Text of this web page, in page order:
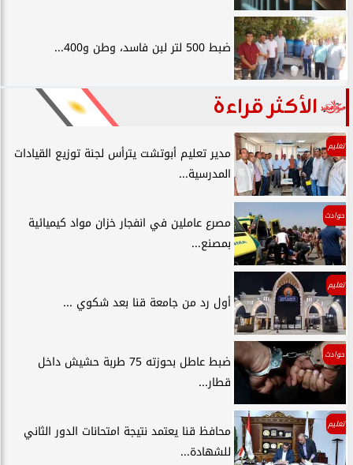
ضبط 500 لتر لبن فاسد، وطن و400...
الأكثر قراءة
تعليم
مدير تعليم أبوتشت يترأس لجنة توزيع القيادات
المدرسية...
حوادث
مصرع عاملين في انفجار خزان مواد كيميائية
بمصنع...
تعليم
أول رد من جامعة قنا بعد شكوي ...
حوادث
ضبط عاطل بحوزته 75 طربة حشيش داخل
قطار...
تعليم
محافظ قنا يعتمد نتيجة امتحانات الدور الثاني
للشهادة...